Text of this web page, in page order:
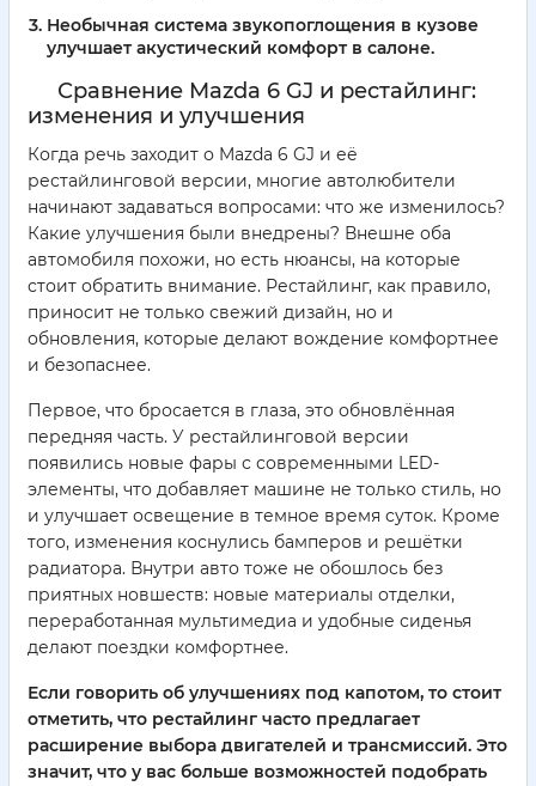
Необычная система звукопоглощения в кузове
улучшает акустический комфорт в салоне.
Сравнение Mazda 6 GJ и рестайлинг:
изменения и улучшения
Когда речь заходит о Mazda 6 GJ и её
рестайлинговой версии, многие автолюбители
начинают задаваться вопросами: что же изменилось?
Какие улучшения были внедрены? Внешне оба
автомобиля похожи, но есть нюансы, на которые
стоит обратить внимание. Рестайлинг, как правило,
приносит не только свежий дизайн, но и
обновления, которые делают вождение комфортнее
и безопаснее.
Первое, что бросается в глаза, это обновлённая
передняя часть. У рестайлинговой версии
появились новые фары с современными LED-
элементы, что добавляет машине не только стиль, но
и улучшает освещение в темное время суток. Кроме
того, изменения коснулись бамперов и решётки
радиатора. Внутри авто тоже не обошлось без
приятных новшеств: новые материалы отделки,
переработанная мультимедиа и удобные сиденья
делают поездки комфортнее.
Если говорить об улучшениях под капотом, то стоит
отметить, что рестайлинг часто предлагает
расширение выбора двигателей и трансмиссий. Это
значит, что у вас больше возможностей подобрать